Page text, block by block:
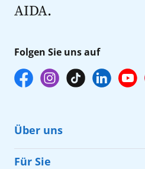
AIDA.
Folgen Sie uns auf
Über uns
Cruise & Help
Für Sie